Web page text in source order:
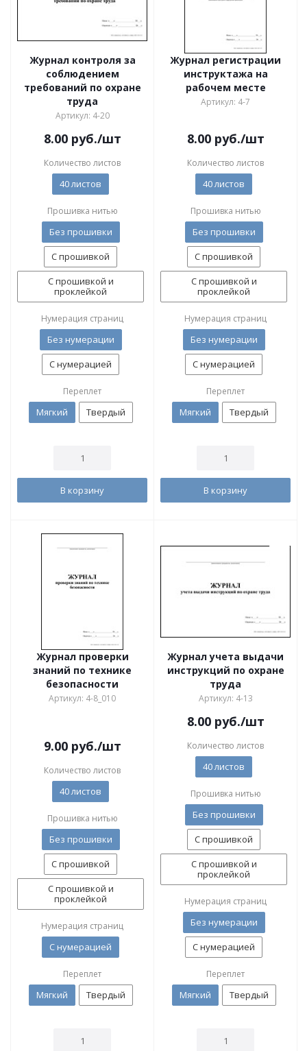
Журнал контроля за
соблюдением
требований по охране
труда
Артикул: 4-20
8.00руб./шт
Количество листов
40 листов
Прошивка нитью
Без прошивки
С прошивкой
С прошивкой и
проклейкой
Нумерация страниц
Без нумерации
С нумерацией
Переплет
Мягкий Твердый
В корзину
Журнал регистрации
инструктажа на
рабочем месте
Артикул: 4-7
8.00руб./шт
Количество листов
40 листов
Прошивка нитью
Без прошивки
С прошивкой
С прошивкой и
проклейкой
Нумерация страниц
Без нумерации
С нумерацией
Переплет
Мягкий Твердый
В корзину
Журнал проверки
знаний по технике
безопасности
Артикул: 4-8_010
9.00руб./шт
Количество листов
40 листов
Прошивка нитью
Без прошивки
С прошивкой
С прошивкой и
проклейкой
Нумерация страниц
С нумерацией
Переплет
Мягкий Твердый
Журнал учета выдачи
инструкций по охране
труда
Артикул: 4-13
8.00руб./шт
Количество листов
40 листов
Прошивка нитью
Без прошивки
С прошивкой
С прошивкой и
проклейкой
Нумерация страниц
Без нумерации
С нумерацией
Переплет
Мягкий Твердый